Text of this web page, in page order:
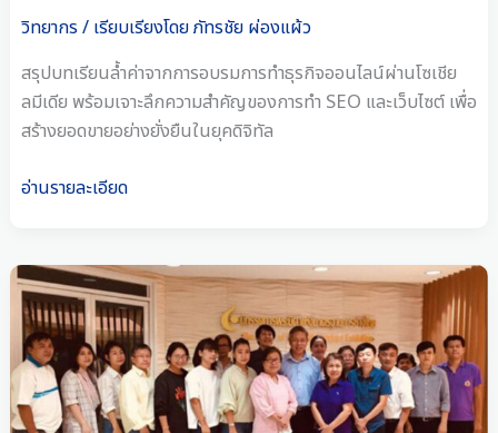
วิทยากร / เรียบเรียงโดยภัทรชัย ผ่องแผ้ว
สรุปบทเรียนล้ำค่าจากการอบรมการทำธุรกิจออนไลน์ผ่านโซเชีย
ลมีเดีย พร้อมเจาะลึกความสำคัญของการทำ SEO และเว็บไซต์ เพื่อ
สร้างยอดขายอย่างยั่งยืนในยุคดิจิทัล
เป้า
อ่านรายละเอียด
5
เคล็ด
ลับ
ความ
สำเร็จ!
เบื้อง